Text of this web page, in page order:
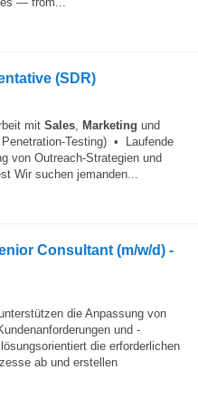
(SDR)
mit Sales, Marketing und
Testing) • Laufende
von Outreach-Strategien und
Wir suchen jemanden...
Consultant (m/w/d) -
die Anpassung von
und -
die erforderlichen
ab und erstellen